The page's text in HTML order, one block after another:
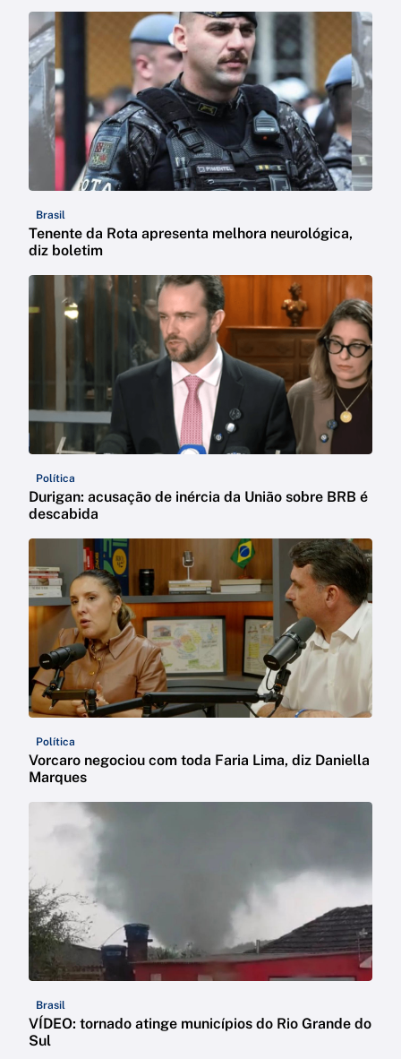
Brasil
Tenente da Rota apresenta melhora neurológica,
diz boletim
Política
Durigan: acusação de inércia da União sobre BRB é
descabida
Política
Vorcaro negociou com toda Faria Lima, diz Daniella
Marques
Brasil
VÍDEO: tornado atinge municípios do Rio Grande do
Sul